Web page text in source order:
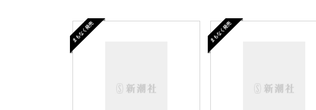
まもなく発売 まもなく発売